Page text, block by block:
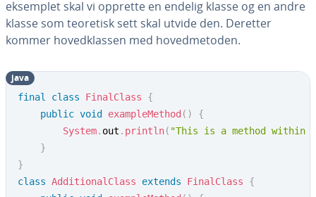
eksemplet skal vi opprette en endelig klasse og en andre
klasse som teoretisk sett skal utvide den. Deretter
kommer hovedklassen med hovedmetoden.
final class FinalClass
{
public void exampleMethod ( )
{
System. out . println( "This is a method
}
}
class AdditionalClass extends FinalClass
{
java